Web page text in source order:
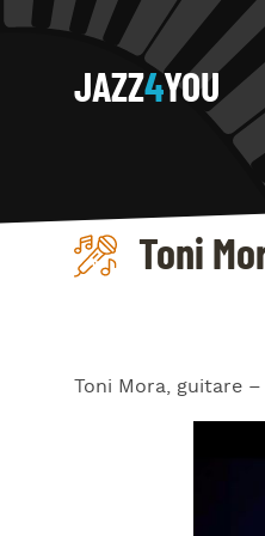
JAZZ4YOU
Toni
Toni Mora, guitare